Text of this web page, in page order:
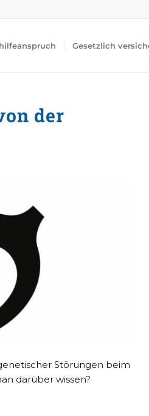
Gesetzlich
der
Störungen beim
darüber wissen?